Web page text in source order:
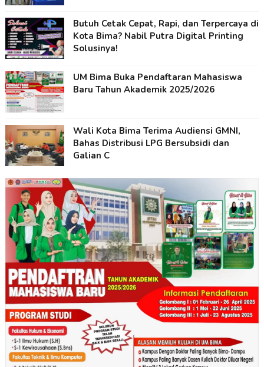
Butuh Cetak Cepat, Rapi, dan Terpercaya di
Kota Bima? Nabil Putra Digital Printing
Solusinya!
UM Bima Buka Pendaftaran Mahasiswa
Baru Tahun Akademik 2025/2026
Wali Kota Bima Terima Audiensi GMNI,
Bahas Distribusi LPG Bersubsidi dan
Galian C